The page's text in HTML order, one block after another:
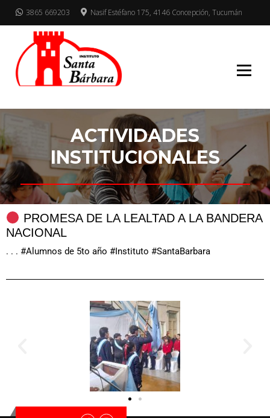
3865 669203 Nasif Estéfano 175, 4146 Concepción, Tucumán
ACTIVIDADES
INSTITUCIONALES
PROMESA DE LA LEALTAD A LA BANDERA
NACIONAL
. . . #Alumnos de 5to año #Instituto #SantaBarbara